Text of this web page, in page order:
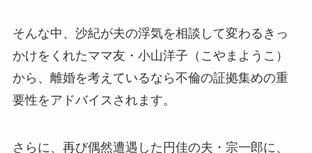
そんな中、沙紀が夫の浮気を相談して変わるきっ
かけをくれたママ友・ 小山洋子 （こやまようこ）
から、離婚を考えているなら不倫の証拠集めの重
要性をアドバイスされます。
さらに、再び偶然遭遇した円佳の夫・宗一郎に、